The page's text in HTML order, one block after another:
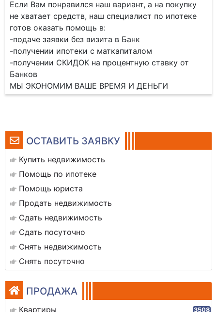
ОСТАВИТЬ ЗАЯВКУ
Купить недвижимость
Помощь по ипотеке
Помощь юриста
Продать недвижимость
Сдать недвижимость
Сдать посуточно
Снять недвижимость
Снять посуточно
ПРОДАЖА
Квартиры 3508
Если Вам понравился наш вариант, а на покупку
не хватает средств, наш специалист по ипотеке
готов оказать помощь в:
-подаче заявки без визита в Банк
-получении ипотеки с маткапиталом
-получении СКИДОК на процентную ставку от
Банков
МЫ ЭКОНОМИМ ВАШЕ ВРЕМЯ И ДЕНЬГИ